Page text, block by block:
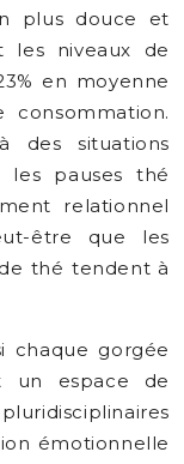
plus douce et
les niveaux de
en moyenne
des situations
les pauses thé
relationnel
être que les
thé tendent à
chaque gorgée
un espace de
émotionnelle